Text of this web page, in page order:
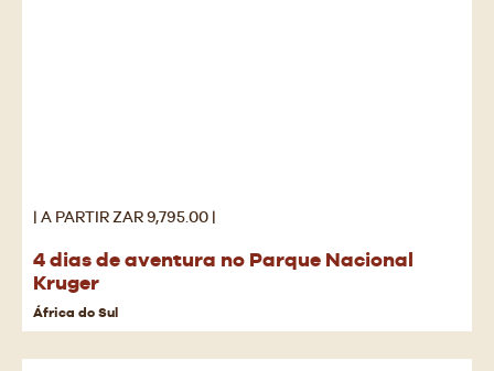
| A PARTIR ZAR 9,795.00 |
4 dias de aventura no Parque Nacional
Kruger
África do Sul